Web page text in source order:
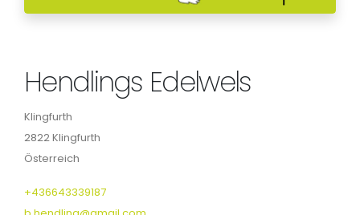
Hendlings Edelwels
Klingfurth
2822 Klingfurth
Österreich
+436643339187